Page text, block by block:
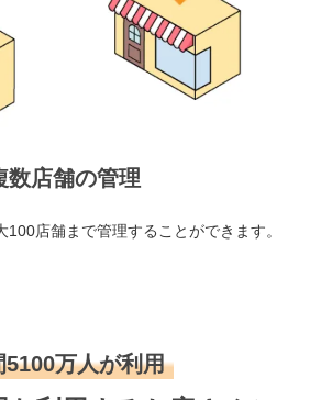
数店舗の管理
店舗まで管理することができます。
5100万人が利用